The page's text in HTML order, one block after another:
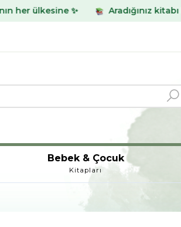
✨ Aradığınız kitabı
Bebek & Çocuk
Kitapları